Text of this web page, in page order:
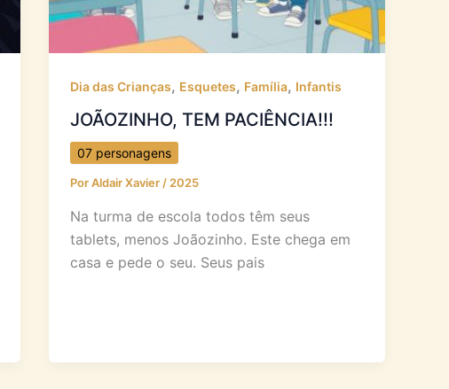
Dia das Crianças, Esquetes, Família, Infantis
JOÃOZINHO, TEM PACIÊNCIA!!!
07 personagens
PorAldair Xavier/2025
Na turma de escola todos têm seus
tablets, menos Joãozinho. Este chega em
casa e pede o seu. Seus pais